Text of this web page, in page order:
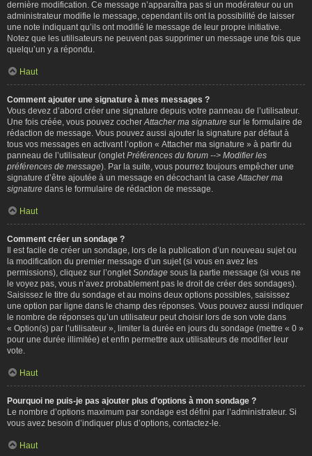
dernière modification. Ce message n’apparaîtra pas si un modérateur ou un
administrateur modifie le message, cependant ils ont la possibilité de laisser
une note indiquant qu’ils ont modifié le message de leur propre initiative.
Notez que les utilisateurs ne peuvent pas supprimer un message une fois que
quelqu’un y a répondu.
Haut
Comment ajouter une signature à mes messages ?
Vous devez d’abord créer une signature depuis votre panneau de l’utilisateur.
Une fois créée, vous pouvez cocher Attacher ma signature sur le formulaire de
rédaction de message. Vous pouvez aussi ajouter la signature par défaut à
tous vos messages en activant l’option « Attacher ma signature » à partir du
panneau de l’utilisateur (onglet Préférences du forum --> Modifier les
préférences de message). Par la suite, vous pourrez toujours empêcher une
signature d’être ajoutée à un message en décochant la case Attacher ma
signature dans le formulaire de rédaction de message.
Haut
Comment créer un sondage ?
Il est facile de créer un sondage, lors de la publication d’un nouveau sujet ou
la modification du premier message d’un sujet (si vous en avez les
permissions), cliquez sur l’onglet Sondage sous la partie message (si vous ne
le voyez pas, vous n’avez probablement pas le droit de créer des sondages).
Saisissez le titre du sondage et au moins deux options possibles, saisissez
une option par ligne dans le champ des réponses. Vous pouvez aussi indiquer
le nombre de réponses qu’un utilisateur peut choisir lors de son vote dans
« Option(s) par l’utilisateur », limiter la durée en jours du sondage (mettre « 0 »
pour une durée illimitée) et enfin permettre aux utilisateurs de modifier leur
vote.
Haut
Pourquoi ne puis-je pas ajouter plus d’options à mon sondage ?
Le nombre d’options maximum par sondage est défini par l’administrateur. Si
vous avez besoin d’indiquer plus d’options, contactez-le.
Haut